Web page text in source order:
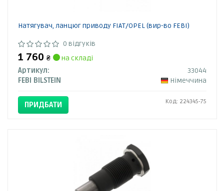
Натягувач, ланцюг приводу FIAT/OPEL (вир-во FEBI)
0 відгуків
1 760 ₴
на складі
Артикул:
33044
FEBI BILSTEIN
Німеччина
ПРИДБАТИ Код: 224345-75